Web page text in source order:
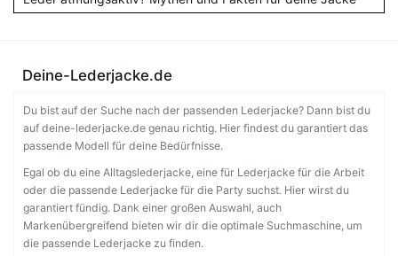
Deine-Lederjacke.de
Du bist auf der Suche nach der passenden Lederjacke? Dann bist du
auf deine-lederjacke.de genau richtig. Hier findest du garantiert das
passende Modell für deine Bedürfnisse.
Egal ob du eine Alltagslederjacke, eine für Lederjacke für die Arbeit
oder die passende Lederjacke für die Party suchst. Hier wirst du
garantiert fündig. Dank einer großen Auswahl, auch
Markenübergreifend bieten wir dir die optimale Suchmaschine, um
die passende Lederjacke zu finden.